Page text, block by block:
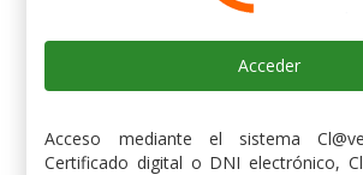
Acceder
Acceso mediante el sistema
Certificado digital o DNI electrónico,